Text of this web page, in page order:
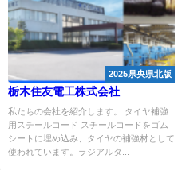
2025県央県北版
栃木住友電工株式会社
私たちの会社を紹介します。 タイヤ補強
用スチールコード スチールコードをゴム
シートに埋め込み、タイヤの補強材として
使われています。ラジアルタ...